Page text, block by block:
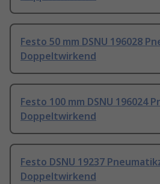
Festo 50 mm DSNU 196028
Doppeltwirkend
Festo 100 mm DSNU 196024
Doppeltwirkend
Festo DSNU 19237
Doppeltwirkend